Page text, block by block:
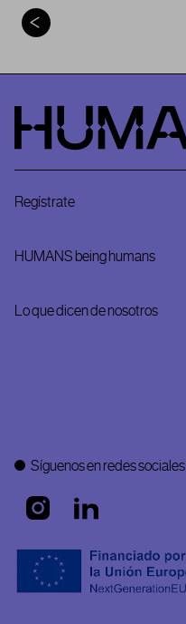
HumansDid
Regístrate
HUMANS being humans
Lo que dicen de nosotros
Síguenos en redes sociales